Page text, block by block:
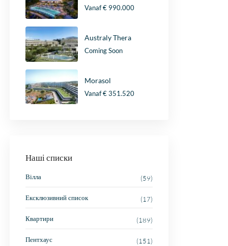
Vanaf€ 990.000
Australy Thera
Coming Soon
Morasol
Vanaf€ 351.520
Наші списки
Вілла (59)
Ексклюзивний список (17)
Квартири (189)
Пентхаус (151)